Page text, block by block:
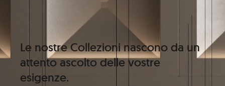
Le nostre Collezioni nascono da un
attento ascolto delle vostre
esigenze.